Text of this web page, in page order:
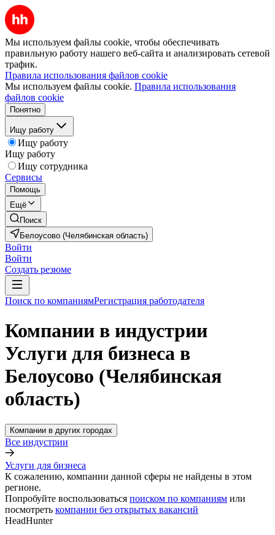
Мы используем файлы cookie, чтобы обеспечивать
правильную работу нашего веб-сайта и анализировать сетевой
трафик.
Правила использования файлов cookie
Мы используем файлы cookie. Правила использования
файлов cookie
Понятно
Ищу работу
Ищу работу
Ищу работу
Ищу сотрудника
Сервисы
Помощь
Ещё
Поиск
Белоусово (Челябинская область)
Войти
Войти
Создать резюме
Поиск по компаниямРегистрация работодателя
Компании в индустрии
Услуги для бизнеса в
Белоусово (Челябинская
область)
Компании в других городах
Все индустрии
Услуги для бизнеса
К сожалению, компании данной сферы не найдены в этом
регионе.
Попробуйте воспользоваться поиском по компаниям или
посмотреть компании без открытых вакансий
HeadHunter